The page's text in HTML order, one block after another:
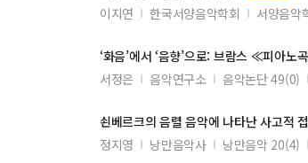
이지연 한국서양음악학회 서양음악
‘화음’에서 ‘음향’으로: 브람스 ≪피아노
서정은 음악연구소 음악논단 49(0)
쇤베르크의 음렬 음악에 나타난 사고적
정지영 낭만음악사 낭만음악 20(4)